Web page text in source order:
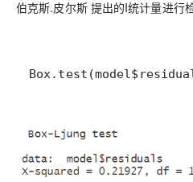
伯克斯.皮尔斯 提出的I统计量进行